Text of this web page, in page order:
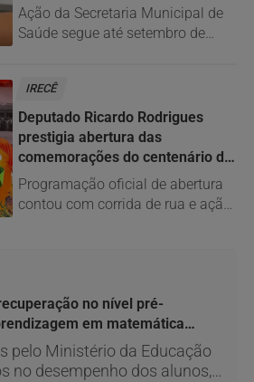
Ação da Secretaria Municipal de
Saúde segue até setembro de
IRECÊ
Deputado Ricardo Rodrigues
prestigia abertura das
comemorações do centenário de
Irecê
Programação oficial de abertura
contou com corrida de rua e ação
no nível pré-
em matemática
pelo Ministério da Educação
no desempenho dos alunos,